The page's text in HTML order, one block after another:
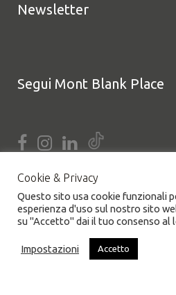
Newsletter
Segui Mont Blank Place
Cookie & Privacy
Questo sito usa cookie funzionali
esperienza d'uso sul nostro sito
su "Accetto" dai il tuo consenso al
Impostazioni Accetto